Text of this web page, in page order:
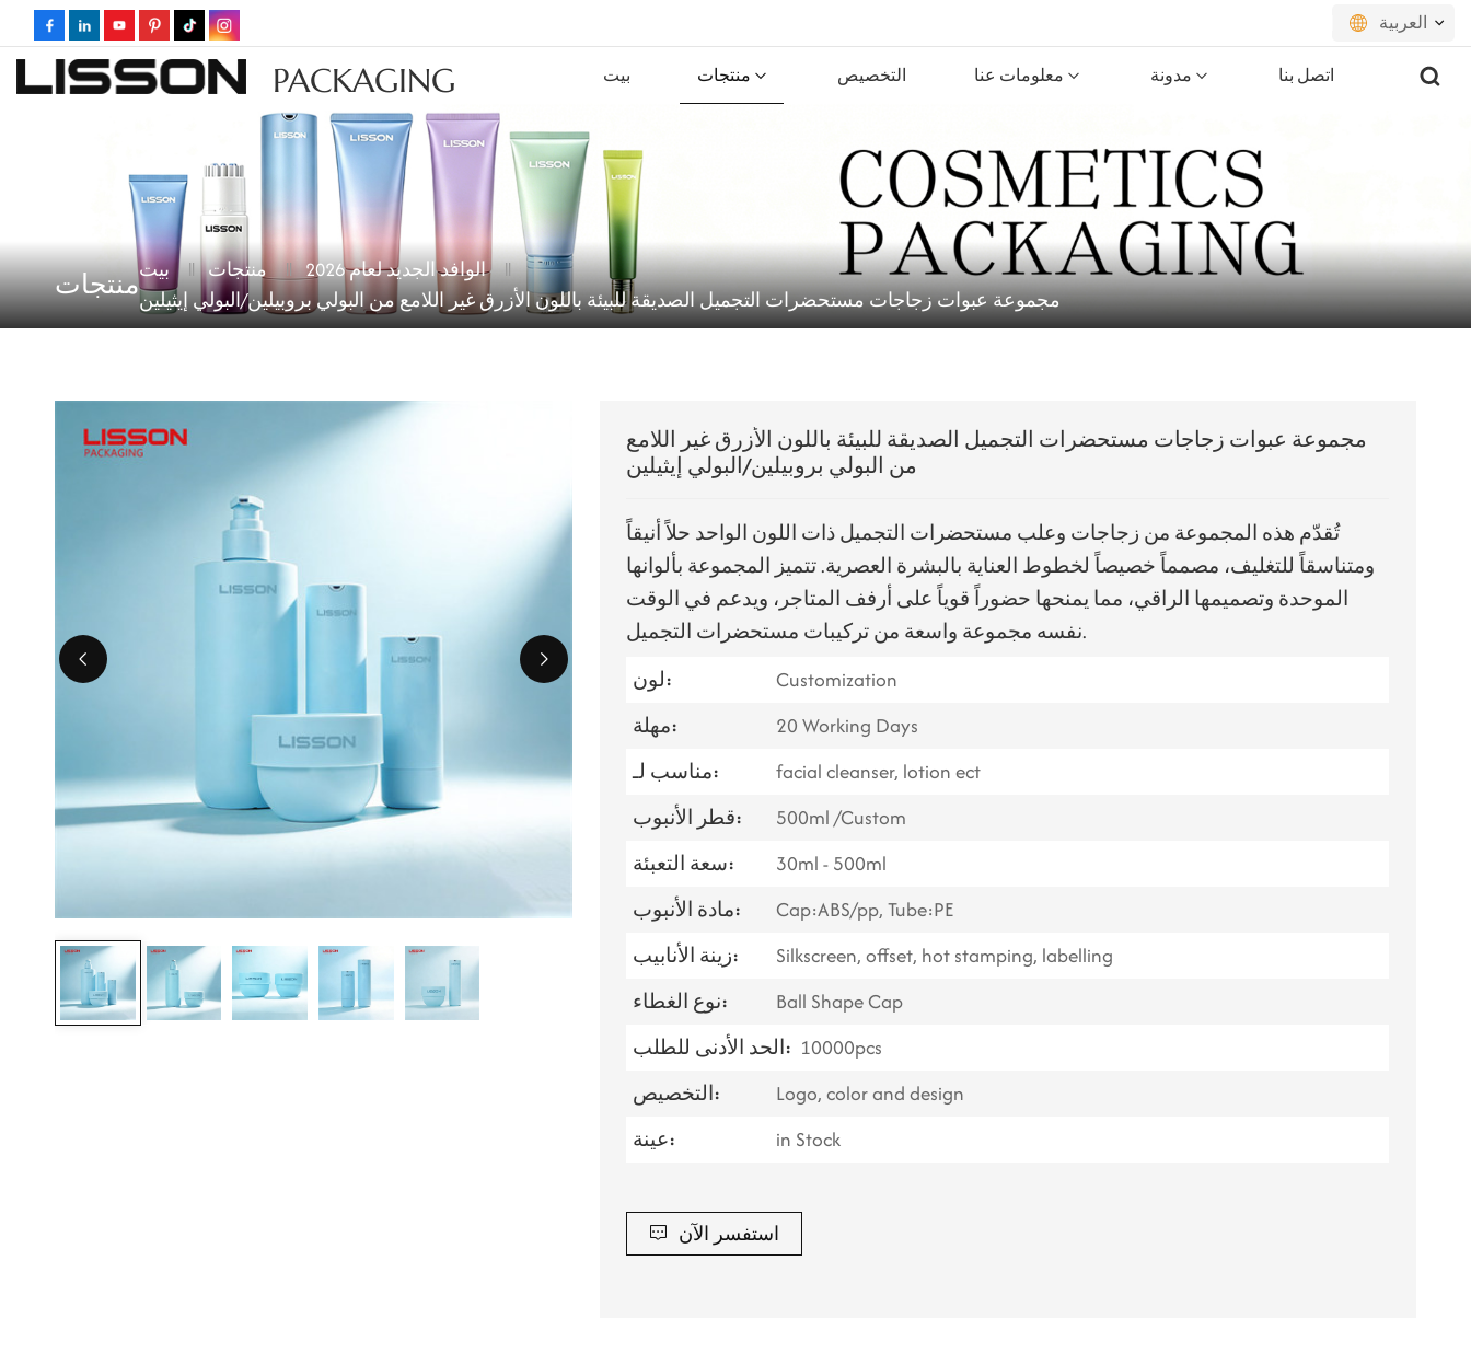
العربية
русский
español
português
Tiếng việt
中文
PACKAGING بيت منتجات التخصيص معلومات عنا مدونة اتصل بنا
منتجاتبيت منتجات
الوافد الجديد لعام 2026
مجموعة عبوات زجاجات مستحضرات التجميل الصديقة للبيئة باللون الأزرق غير اللامع من البولي بروبيلين/البولي إيثيلين
مجموعة عبوات زجاجات مستحضرات التجميل الصديقة للبيئة باللون الأزرق غير اللامع
من البولي بروبيلين/البولي إيثيلين
تُقدّم هذه المجموعة من زجاجات وعلب مستحضرات التجميل ذات اللون الواحد حلاً أنيقاً
ومتناسقاً للتغليف، مصمماً خصيصاً لخطوط العناية بالبشرة العصرية. تتميز المجموعة بألوانها
الموحدة وتصميمها الراقي، مما يمنحها حضوراً قوياً على أرفف المتاجر، ويدعم في الوقت
نفسه مجموعة واسعة من تركيبات مستحضرات التجميل.
لون:
Customization
مهلة:
20 Working Days
مناسب لـ:
facial cleanser, lotion ect
قطر الأنبوب:
500ml /Custom
سعة التعبئة:
30ml - 500ml
مادة الأنبوب:
Cap:ABS/pp, Tube:PE
زينة الأنابيب:
Silkscreen, offset, hot stamping, labelling
نوع الغطاء:
Ball Shape Cap
الحد الأدنى للطلب: 10000pcs
التخصيص:
Logo, color and design
عينة:
in Stock
استفسر الآن